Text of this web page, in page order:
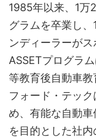
1985年以来、1万
グラムを卒業し
ンディーラーがス
ASSETプログラ
等教育後自動車教
フォード・テッ
め、有能な自動
を目的とした社内